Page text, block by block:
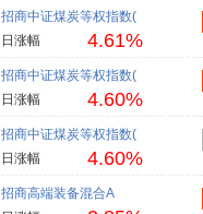
招商中证煤炭等权指数(
日涨幅
4.61%
招商中证煤炭等权指数(
日涨幅
4.60%
招商中证煤炭等权指数(
日涨幅
4.60%
招商高端装备混合A